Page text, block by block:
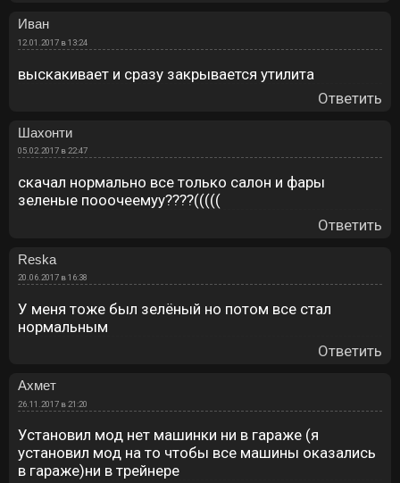
Иван
12.01.2017 в 13:24
выскакивает и сразу закрывается утилита
Ответить
Шахонти
05.02.2017 в 22:47
скачал нормально все только салон и фары
зеленые пооочеемуу????(((((
Ответить
Reska
20.06.2017 в 16:38
У меня тоже был зелёный но потом все стал
нормальным
Ответить
Ахмет
26.11.2017 в 21:20
Установил мод нет машинки ни в гараже (я
установил мод на то чтобы все машины оказались
в гараже)ни в трейнере